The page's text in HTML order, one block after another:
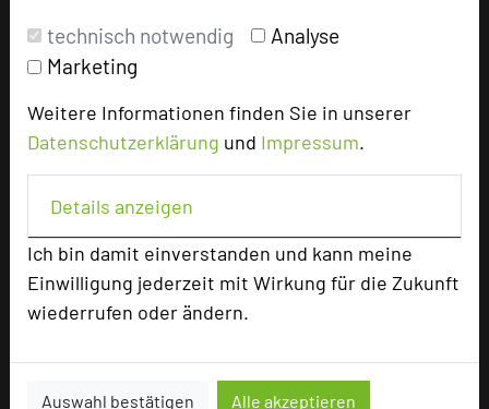
technisch notwendig
Analyse
Marketing
Weitere Informationen finden Sie in unserer
Datenschutzerklärung und Impressum.
Details anzeigen
Ich bin damit einverstanden und kann meine
Einwilligung jederzeit mit Wirkung für die Zukunft
wiederrufen oder ändern.
Auswahl bestätigen Alle akzeptieren